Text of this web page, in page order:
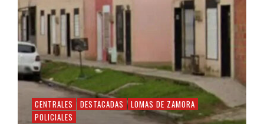
CENTRALES DESTACADAS
LOMAS DE ZAMORA
POLICIALES